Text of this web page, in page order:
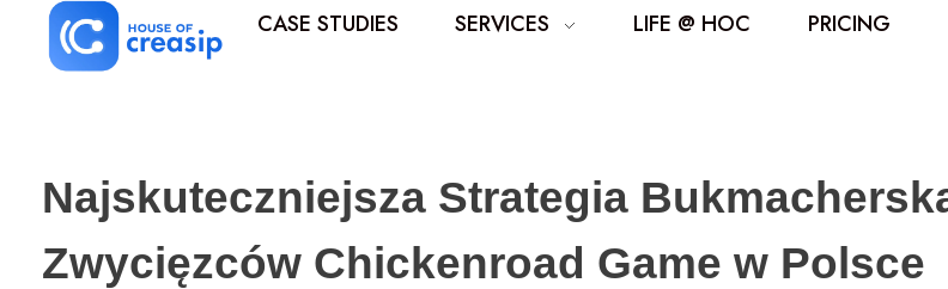
CASE STUDIES SERVICES LIFE @ HOC PRICING
Najskuteczniejsza Strategia
Zwycięzców Chickenroad Game w Polsce